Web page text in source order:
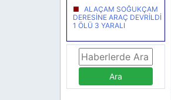
ALAÇAM SOĞUKÇAM
DERESİNE ARAÇ DEVRİLDİ
1 ÖLÜ 3 YARALI